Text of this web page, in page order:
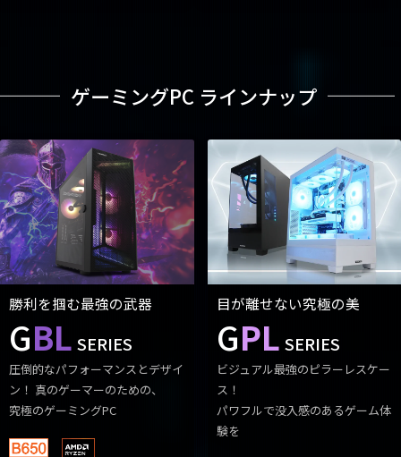
ゲーミングPC ラインナップ
勝利を掴む最強の武器
GBL SERIES
圧倒的なパフォーマンスとデザイ
ン！ 真のゲーマーのための、
究極のゲーミングPC
目が離せない究極の美
GPL SERIES
ビジュアル最強のピラーレスケー
ス！
パワフルで没入感のあるゲーム体
験を